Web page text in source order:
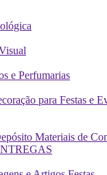
e Perfumarias
para Festas e
Materiais de